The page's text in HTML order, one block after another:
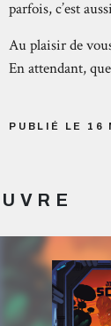
parfois, c’est
Au plaisir de
En attendant,
PUBLIÉ LE 16